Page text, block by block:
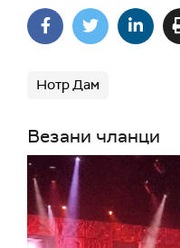
Нотр Дам
Везани чланци